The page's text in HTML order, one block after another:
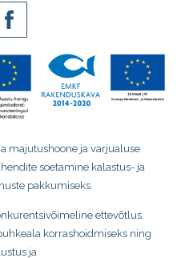
majutushoone ja varjualuse
soetamine kalastus- ja
pakkumiseks.
ettevõtlus.
korrashoidmiseks ning
ja